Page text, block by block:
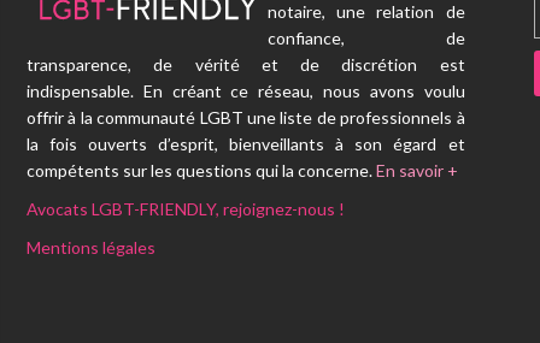
notaire, une relation de
confiance, de
transparence, de vérité et de discrétion est
indispensable. En créant ce réseau, nous avons voulu
offrir à la communauté LGBT une liste de professionnels à
la fois ouverts d’esprit, bienveillants à son égard et
compétents sur les questions qui la concerne.En savoir +
Avocats LGBT-FRIENDLY, rejoignez-nous !
Mentions légales